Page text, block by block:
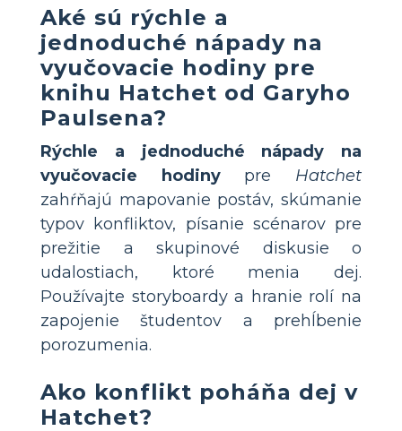
Aké sú rýchle a
jednoduché nápady na
vyučovacie hodiny pre
knihu Hatchet od Garyho
Paulsena?
Rýchle a jednoduché nápady na
vyučovacie hodinypre Hatchet
zahŕňajú mapovanie postáv, skúmanie
typov konfliktov, písanie scénarov pre
prežitie a skupinové diskusie o
udalostiach, ktoré menia dej.
Používajte storyboardy a hranie rolí na
zapojenie študentov a prehĺbenie
porozumenia.
Ako konflikt poháňa dej v
Hatchet?